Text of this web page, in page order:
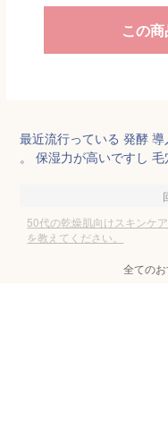
この
最近流行っている 発酵
。 保湿力が高いですし 毛
50代の乾燥肌向けスキンケ
を教えてください。
全ての